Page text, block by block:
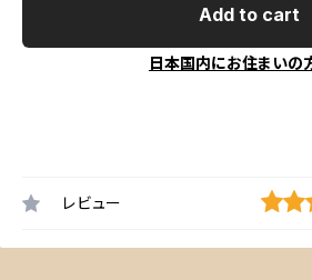
Add to cart
日本国内にお住まいの
レビュー